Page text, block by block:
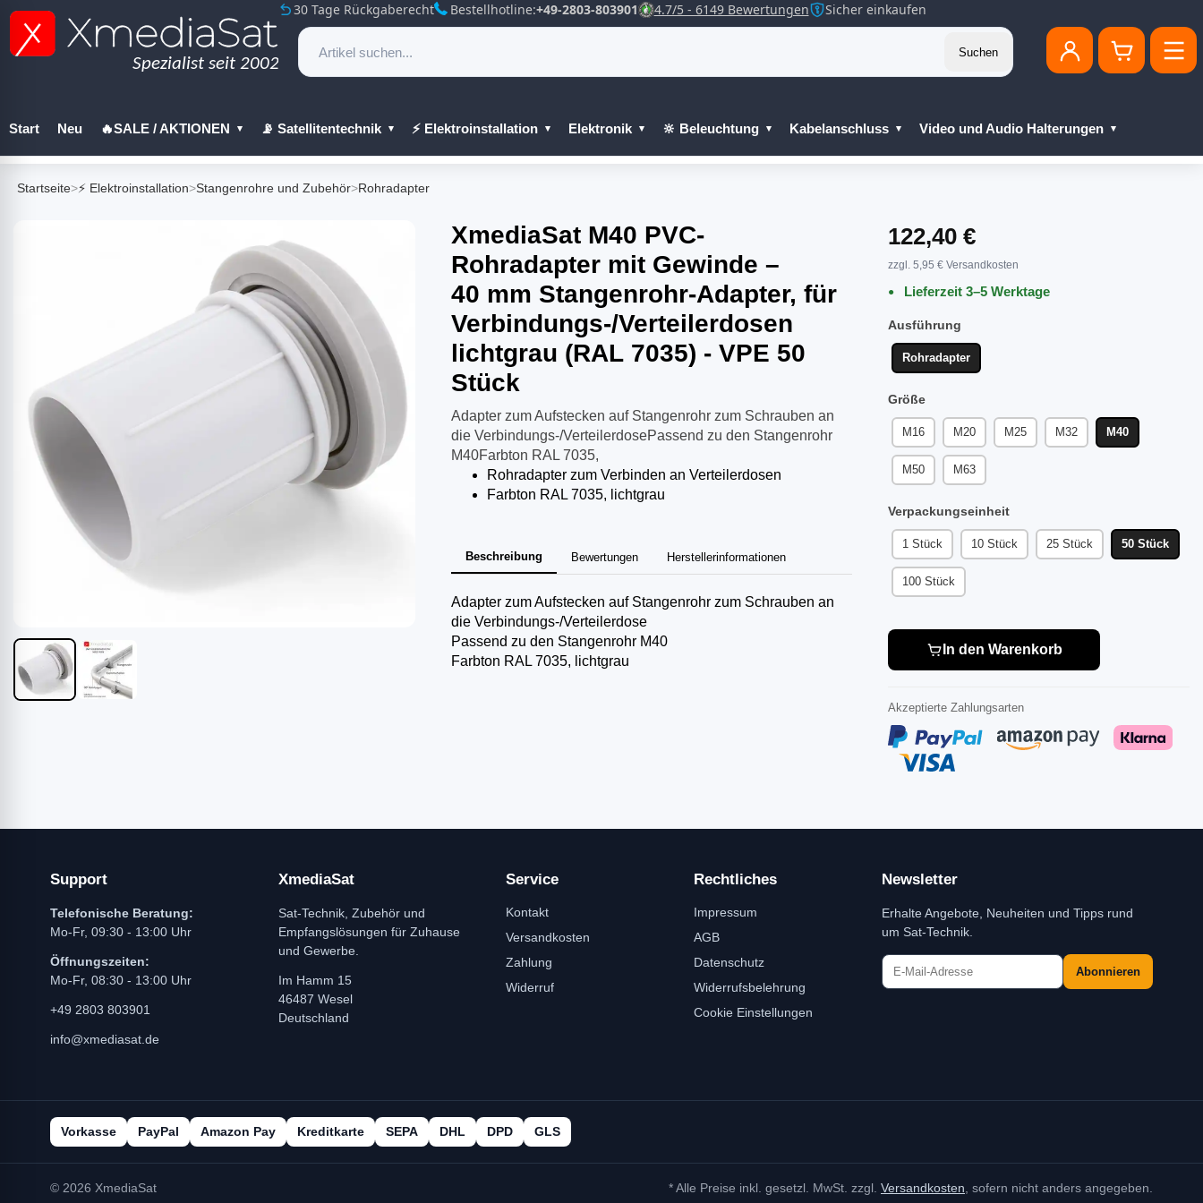
30 Tage Rückgaberecht Bestellhotline:+49-2803-803901 4.7/5 - 6149 Bewertungen Sicher einkaufen
Suchen
Start Neu 🔥SALE / AKTIONEN 📡 Satellitentechnik ⚡ Elektroinstallation Elektronik 🔆 Beleuchtung Kabelanschluss Video und Audio Halterungen
🔧 Werkzeug
Startseite>⚡ Elektroinstallation>Stangenrohre und Zubehör>Rohradapter
XmediaSat M40 PVC-
Rohradapter mit Gewinde –
40 mm Stangenrohr-Adapter, für
Verbindungs-/Verteilerdosen
lichtgrau (RAL 7035) - VPE 50
Stück
Adapter zum Aufstecken auf Stangenrohr zum Schrauben an
die Verbindungs-/VerteilerdosePassend zu den Stangenrohr
M40Farbton RAL 7035,
Rohradapter zum Verbinden an Verteilerdosen
Farbton RAL 7035, lichtgrau
Beschreibung Bewertungen Herstellerinformationen
Adapter zum Aufstecken auf Stangenrohr zum Schrauben an
die Verbindungs-/Verteilerdose
Passend zu den Stangenrohr M40
Farbton RAL 7035, lichtgrau
122,40 €
zzgl. 5,95 € Versandkosten
Lieferzeit 3–5 Werktage
Ausführung
Rohradapter
Größe
M16 M20 M25 M32 M40
M50 M63
Verpackungseinheit
1 Stück 10 Stück 25 Stück 50 Stück
100 Stück
In den Warenkorb
Akzeptierte Zahlungsarten
Support
Telefonische Beratung:
Mo-Fr, 09:30 - 13:00 Uhr
Öffnungszeiten:
Mo-Fr, 08:30 - 13:00 Uhr
+49 2803 803901
info@xmediasat.de
XmediaSat
Sat-Technik, Zubehör und
Empfangslösungen für Zuhause
und Gewerbe.
Im Hamm 15
46487 Wesel
Deutschland
Service
Kontakt
Versandkosten
Zahlung
Widerruf
Rechtliches
Impressum
AGB
Datenschutz
Widerrufsbelehrung
Cookie Einstellungen
Newsletter
Erhalte Angebote, Neuheiten und Tipps rund
um Sat-Technik.
Abonnieren
Vorkasse PayPal Amazon Pay Kreditkarte SEPA DHL DPD GLS
© 2026 XmediaSat * Alle Preise inkl. gesetzl. MwSt. zzgl. Versandkosten , sofern nicht anders angegeben.